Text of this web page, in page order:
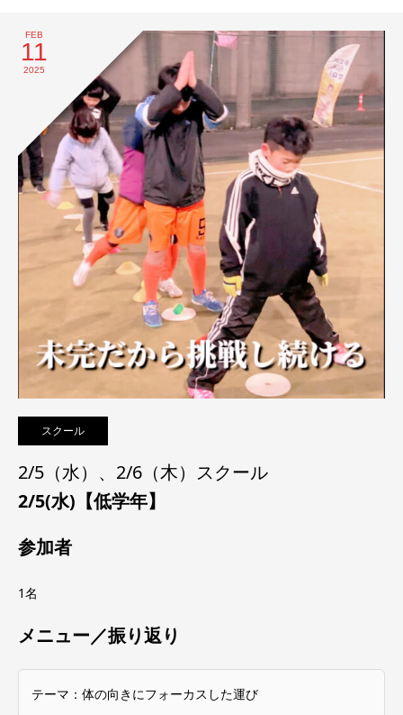
FEB
11
2025
スクール
2/5（水）、2/6（木）スクール
2/5(水)【低学年】
参加者
1名
メニュー／振り返り
テーマ：体の向きにフォーカスした運び